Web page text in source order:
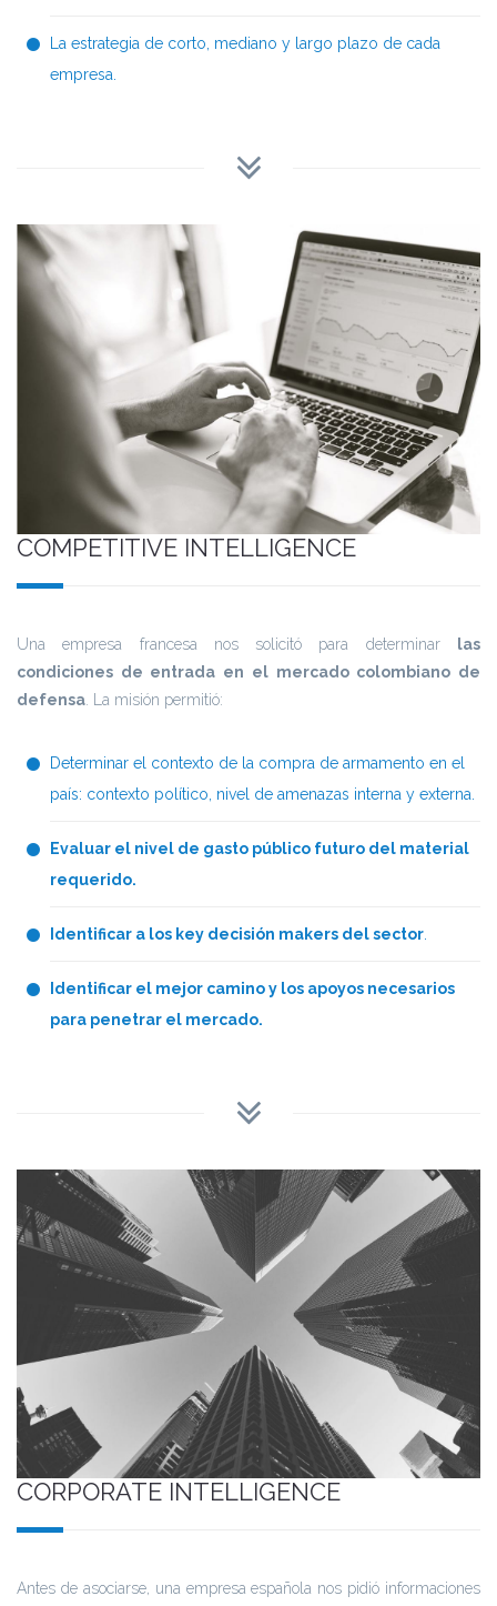
La estrategia de corto, mediano y largo plazo de cada
empresa.
COMPETITIVE INTELLIGENCE
Una empresa francesa nos solicitó para determinar
las
condiciones de entrada en el mercado colombiano de
defensa . La misión permitió:
Determinar el contexto de la compra de armamento en el
país: contexto político, nivel de amenazas interna y externa.
Evaluar el nivel de gasto público futuro del material
requerido.
Identificar a los key decisión makers del sector
Identificar el mejor camino y los apoyos necesarios
para penetrar el mercado.
CORPORATE INTELLIGENCE
Antes de asociarse, una empresa española nos pidió informaciones